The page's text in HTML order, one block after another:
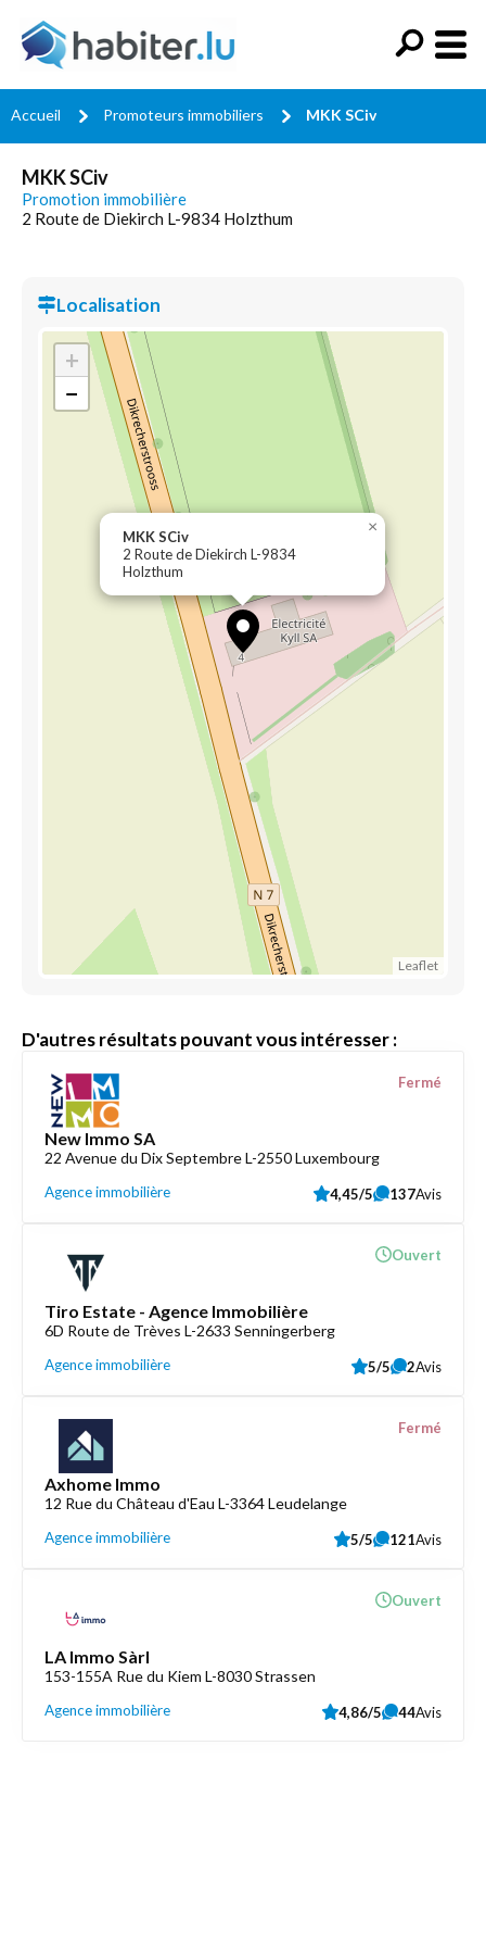
Accueil Promoteurs immobiliers MKK SCiv
MKK SCiv
Promotion immobilière
2 Route de Diekirch L-9834 Holzthum
Localisation
MKK SCiv
2 Route de Diekirch L-9834
Holzthum
×
+
−
Leaflet
D'autres résultats pouvant vous intéresser :
New Immo SA
22 Avenue du Dix Septembre L-2550 Luxembourg
Agence immobilière
Fermé
4,45/5 137Avis
Tiro Estate - Agence Immobilière
6D Route de Trèves L-2633 Senningerberg
Agence immobilière
Ouvert
5/5 2Avis
Axhome Immo
12 Rue du Château d'Eau L-3364 Leudelange
Agence immobilière
Fermé
5/5 121Avis
LA Immo Sàrl
153-155A Rue du Kiem L-8030 Strassen
Agence immobilière
Ouvert
4,86/5 44Avis